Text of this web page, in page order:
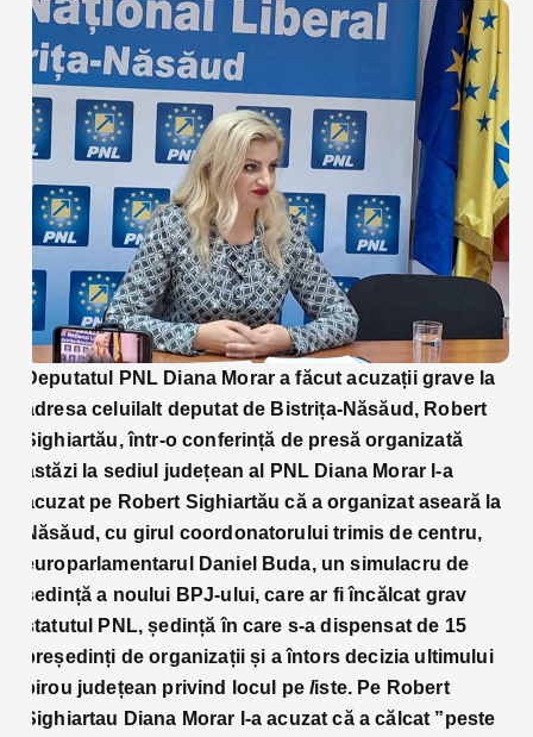
Deputatul PNL Diana Morar a făcut acuzații grave la
adresa celuilalt deputat de Bistrița-Năsăud, Robert
Sighiartău, într-o conferință de presă organizată
astăzi la sediul județean al PNL Diana Morar l-a
acuzat pe Robert Sighiartău că a organizat aseară la
Năsăud, cu girul coordonatorului trimis de centru,
europarlamentarul Daniel Buda, un simulacru de
ședință a noului BPJ-ului, care ar fi încălcat grav
statutul PNL, ședință în care s-a dispensat de 15
președinți de organizații și a întors decizia ultimului
birou județean privind locul peliste. Pe Robert
Sighiartau Diana Morar l-a acuzat că a călcat ”peste